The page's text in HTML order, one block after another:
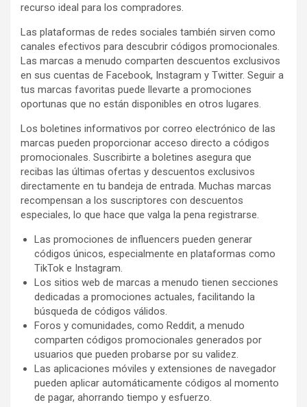
recurso ideal para los compradores.
Las plataformas de redes sociales también sirven como
canales efectivos para descubrir códigos promocionales.
Las marcas a menudo comparten descuentos exclusivos
en sus cuentas de Facebook, Instagram y Twitter. Seguir a
tus marcas favoritas puede llevarte a promociones
oportunas que no están disponibles en otros lugares.
Los boletines informativos por correo electrónico de las
marcas pueden proporcionar acceso directo a códigos
promocionales. Suscribirte a boletines asegura que
recibas las últimas ofertas y descuentos exclusivos
directamente en tu bandeja de entrada. Muchas marcas
recompensan a los suscriptores con descuentos
especiales, lo que hace que valga la pena registrarse.
Las promociones de influencers pueden generar
códigos únicos, especialmente en plataformas como
TikTok e Instagram.
Los sitios web de marcas a menudo tienen secciones
dedicadas a promociones actuales, facilitando la
búsqueda de códigos válidos.
Foros y comunidades, como Reddit, a menudo
comparten códigos promocionales generados por
usuarios que pueden probarse por su validez.
Las aplicaciones móviles y extensiones de navegador
pueden aplicar automáticamente códigos al momento
de pagar, ahorrando tiempo y esfuerzo.